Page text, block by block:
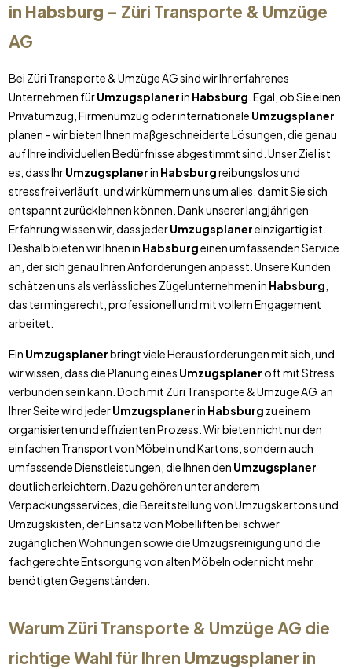
in Habsburg – Züri Transporte & Umzüge
AG
Bei Züri Transporte & Umzüge AG sind wir Ihr erfahrenes
Unternehmen fürUmzugsplanerin Habsburg . Egal, ob Sie einen
Privatumzug, Firmenumzug oder internationale Umzugsplaner
planen – wir bieten Ihnen maßgeschneiderte Lösungen, die genau
auf Ihre individuellen Bedürfnisse abgestimmt sind. Unser Ziel ist
es, dass IhrUmzugsplanerin Habsburgreibungslos und
stressfrei verläuft, und wir kümmern uns um alles, damit Sie sich
entspannt zurücklehnen können. Dank unserer langjährigen
Erfahrung wissen wir, dass jederUmzugsplanereinzigartig ist.
Deshalb bieten wir Ihnen in Habsburgeinen umfassenden Service
an, der sich genau Ihren Anforderungen anpasst. Unsere Kunden
schätzen uns als verlässliches Zügelunternehmen in Habsburg
das termingerecht, professionell und mit vollem Engagement
arbeitet.
Ein Umzugsplanerbringt viele Herausforderungen mit sich, und
wir wissen, dass die Planung eines Umzugsplaneroft mit Stress
verbunden sein kann. Doch mit Züri Transporte & Umzüge AG an
Ihrer Seite wird jederUmzugsplanerin Habsburg zu einem
organisierten und effizienten Prozess. Wir bieten nicht nur den
einfachen Transport von Möbeln und Kartons, sondern auch
umfassende Dienstleistungen, die Ihnen den Umzugsplaner
deutlich erleichtern. Dazu gehören unter anderem
Verpackungsservices, die Bereitstellung von Umzugskartons und
Umzugskisten, der Einsatz von Möbelliften bei schwer
zugänglichen Wohnungen sowie die Umzugsreinigung und die
fachgerechte Entsorgung von alten Möbeln oder nicht mehr
benötigten Gegenständen.
Warum Züri Transporte & Umzüge AG die
richtige Wahl für Ihren Umzugsplanerin